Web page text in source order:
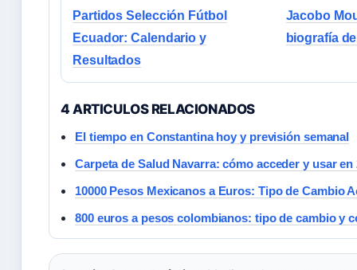
Partidos Selección Fútbol
Ecuador: Calendario y
Resultados
Jacobo
biografía
4 ARTICULOS RELACIONADOS
El tiempo en Constantina hoy y previsión semanal
Carpeta de Salud Navarra: cómo acceder y usar en
10000 Pesos Mexicanos a Euros: Tipo de Cambio
800 euros a pesos colombianos: tipo de cambio y